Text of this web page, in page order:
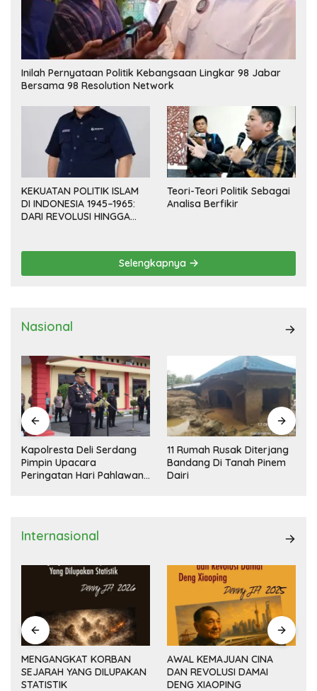
Inilah Pernyataan Politik Kebangsaan Lingkar 98 Jabar
Bersama 98 Resolution Network
KEKUATAN POLITIK ISLAM
DI INDONESIA 1945–1965:
DARI REVOLUSI HINGGA
Teori-Teori Politik Sebagai
Analisa Berfikir
Selengkapnya
Nasional
Kapolresta Deli Serdang
Pimpin Upacara
Peringatan Hari Pahlawan
11 Rumah Rusak Diterjang
Bandang Di Tanah Pinem
Dairi
Internasional
MENGANGKAT KORBAN
SEJARAH YANG DILUPAKAN
STATISTIK
AWAL KEMAJUAN CINA
DAN REVOLUSI DAMAI
DENG XIAOPING